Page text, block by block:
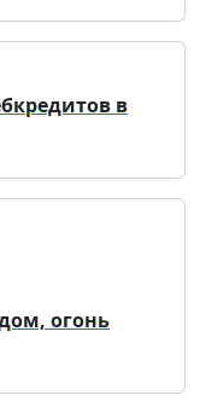
в
огонь